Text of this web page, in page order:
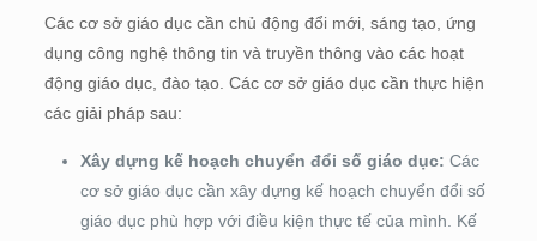
Các cơ sở giáo dục cần chủ động đổi mới, sáng tạo, ứng
dụng công nghệ thông tin và truyền thông vào các hoạt
động giáo dục, đào tạo. Các cơ sở giáo dục cần thực hiện
các giải pháp sau:
Xây dựng kế hoạch chuyển đổi số giáo dục: Các
cơ sở giáo dục cần xây dựng kế hoạch chuyển đổi số
giáo dục phù hợp với điều kiện thực tế của mình. Kế